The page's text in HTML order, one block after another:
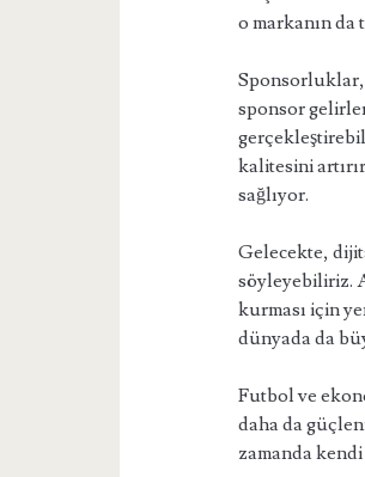
o markanın da
sponsor
kalitesini
sağlıyor.
Gelecekte,
söyleyebiliriz.
kurması için
dünyada da
Futbol ve
daha da
zamanda kendi